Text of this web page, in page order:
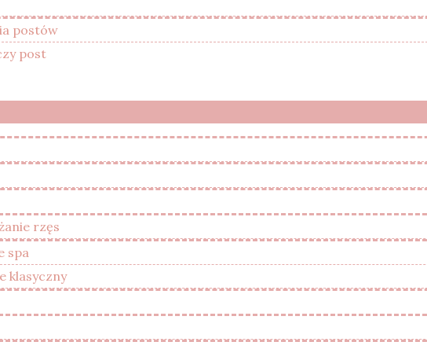
postów
post
rzęs
spa
klasyczny